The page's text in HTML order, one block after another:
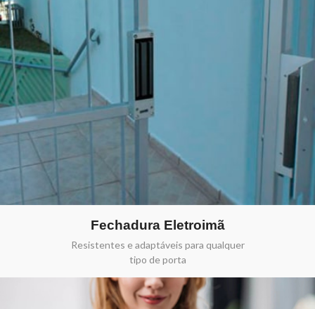
Fechadura Eletroimã
Resistentes e adaptáveis para qualquer
tipo de porta